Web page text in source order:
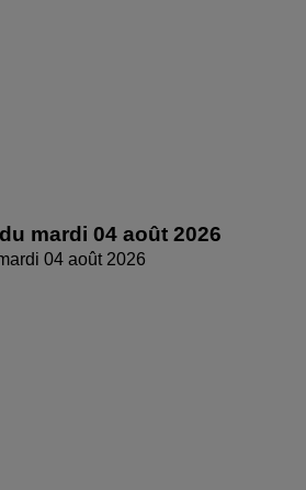
mardi 04 août 2026
04 août 2026